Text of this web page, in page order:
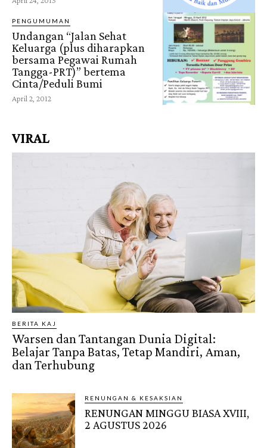
PENGUMUMAN
Undangan “Jalan Sehat
Keluarga (plus diharapkan
bersama Pegawai Rumah
Tangga-PRT)” bertema
Cinta/Peduli Bumi
April 2, 2012
VIRAL
BERITA KAJ
Warsen dan Tantangan Dunia Digital:
Belajar Tanpa Batas, Tetap Mandiri, Aman,
dan Terhubung
RENUNGAN & KESAKSIAN
RENUNGAN MINGGU BIASA XVIII,
2 AGUSTUS 2026